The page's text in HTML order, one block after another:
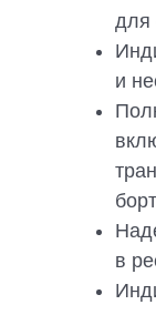
для
и
в